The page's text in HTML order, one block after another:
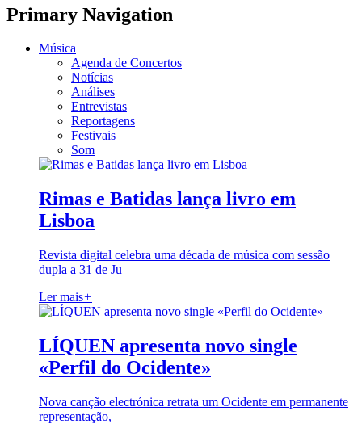
Primary Navigation
Música
Agenda de Concertos
Notícias
Análises
Entrevistas
Reportagens
Festivais
Som
Rimas e Batidas lança livro em
Lisboa
Revista digital celebra uma década de música com sessão
dupla a 31 de Ju
Ler mais+
LÍQUEN apresenta novo single
«Perfil do Ocidente»
Nova canção electrónica retrata um Ocidente em permanente
representação,